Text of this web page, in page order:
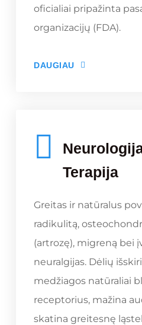
oficialiai pripažinta
organizacijų (FDA).
DAUGIAU
Terapija
Greitas ir natūralus
radikulitą,
(artrozę), migreną bei
neuralgijas. Dėlių
medžiagos natūraliai
receptorius, mažina
skatina greitesnę